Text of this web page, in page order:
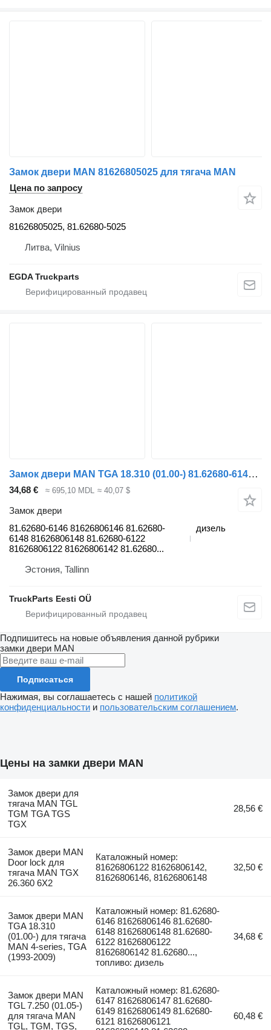
Замок двери MAN 81626805025 для тягача MAN
Цена по запросу
Замок двери
81626805025, 81.62680-5025
Литва, Vilnius
EGDA Truckparts
Замок двери MAN TGA 18.310 (01.00-) 81.62680-6146 для тягача MAN 4-series, TGA (1993-2009)
34,68 € ≈ 695,10 MDL ≈ 40,07 $
Замок двери
81.62680-6146 81626806146 81.62680-
6148 81626806148 81.62680-6122
81626806122 81626806142 81.62680...
дизель
Эстония, Tallinn
TruckParts Eesti OÜ
Подпишитесь на новые объявления данной рубрики
замки двери MAN
Подписаться
Нажимая, вы соглашаетесь с нашей политикой
конфиденциальности и пользовательским соглашением.
Цены на замки двери MAN
Замок двери для
тягача MAN TGL
TGM TGA TGS
TGX
28,56 €
Замок двери MAN
Door lock для
тягача MAN TGX
26.360 6X2
Каталожный номер:
81626806122 81626806142,
81626806146, 81626806148
32,50 €
Замок двери MAN
TGA 18.310
(01.00-) для тягача
MAN 4-series, TGA
(1993-2009)
Каталожный номер: 81.62680-
6146 81626806146 81.62680-
6148 81626806148 81.62680-
6122 81626806122
81626806142 81.62680...,
топливо: дизель
34,68 €
Замок двери MAN
TGL 7.250 (01.05-)
для тягача MAN
TGL, TGM, TGS,
Каталожный номер: 81.62680-
6147 81626806147 81.62680-
6149 81626806149 81.62680-
6121 81626806121
60,48 €